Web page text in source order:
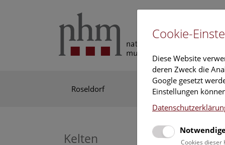
Roseldorf Fundort
Kelten
Cookie-
Diese Website
deren Zweck die
Google gesetzt
Einstellungen
Cookies dieser